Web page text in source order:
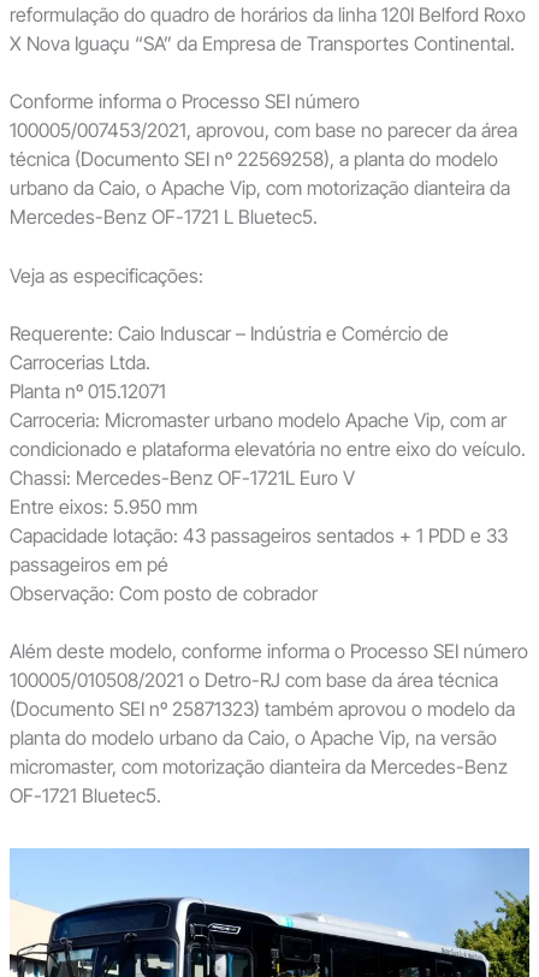
reformulação do quadro de horários da linha 120I Belford Roxo
X Nova Iguaçu “SA” da Empresa de Transportes Continental.
Conforme informa o Processo SEI número
100005/007453/2021, aprovou, com base no parecer da área
técnica (Documento SEI nº 22569258), a planta do modelo
urbano da Caio, o Apache Vip, com motorização dianteira da
Mercedes-Benz OF-1721 L Bluetec5.
Veja as especificações:
Requerente: Caio Induscar – Indústria e Comércio de
Carrocerias Ltda.
Planta nº 015.12071
Carroceria: Micromaster urbano modelo Apache Vip, com ar
condicionado e plataforma elevatória no entre eixo do veículo.
Chassi: Mercedes-Benz OF-1721L Euro V
Entre eixos: 5.950 mm
Capacidade lotação: 43 passageiros sentados + 1 PDD e 33
passageiros em pé
Observação: Com posto de cobrador
Além deste modelo, conforme informa o Processo SEI número
100005/010508/2021 o Detro-RJ com base da área técnica
(Documento SEI nº 25871323) também aprovou o modelo da
planta do modelo urbano da Caio, o Apache Vip, na versão
micromaster, com motorização dianteira da Mercedes-Benz
OF-1721 Bluetec5.